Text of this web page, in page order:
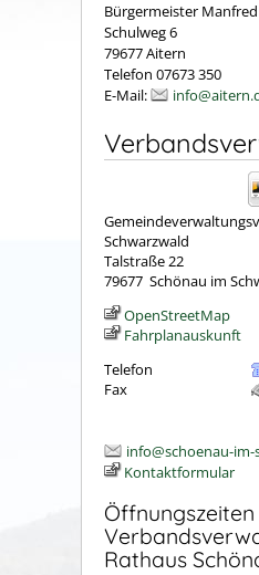
Bürgermeister
Schulweg 6
79677 Aitern
Telefon 07673 350
E-Mail:
Schwarzwald
Talstraße 22
79677 Schönau im
OpenStreetMap
Fahrplanauskunft
Telefon
Fax
info@schoenau-
Kontaktformular
Rathaus